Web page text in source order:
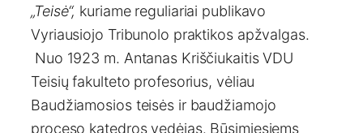
„Teisė“, kuriame reguliariai publikavo
Vyriausiojo Tribunolo praktikos apžvalgas.
Nuo 1923 m. Antanas Kriščiukaitis VDU
Teisių fakulteto profesorius, vėliau
Baudžiamosios teisės ir baudžiamojo
proceso katedros vedėjas. Būsimiesiems